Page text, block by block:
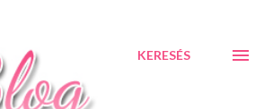
KERESÉS